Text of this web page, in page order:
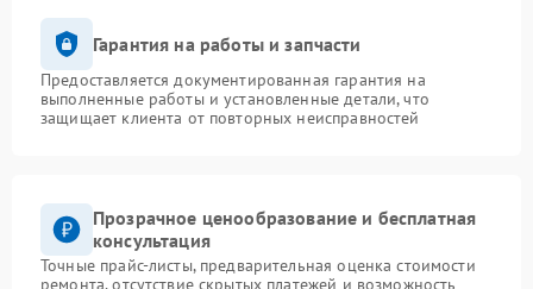
Гарантия на работы и запчасти
Предоставляется документированная гарантия на
выполненные работы и установленные детали, что
защищает клиента от повторных неисправностей
Прозрачное ценообразование и бесплатная
консультация
Точные прайс-листы, предварительная оценка стоимости